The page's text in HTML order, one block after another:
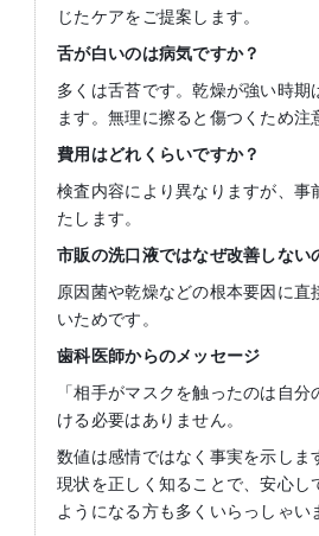
じたケアをご提案します。
舌が白いのは病気ですか？
多くは舌苔です。乾燥が強い時期
ます。無理に擦ると傷つくため注
費用はどれくらいですか？
検査内容により異なりますが、事
たします。
市販の洗口液ではなぜ改善しない
原因菌や乾燥などの根本要因に直
いためです。
歯科医師からのメッセージ
「相手がマスクを触ったのは自
ける必要はありません。
数値は感情ではなく事実を示しま
現状を正しく知ることで、安心し
ようになる方も多くいらっしゃい